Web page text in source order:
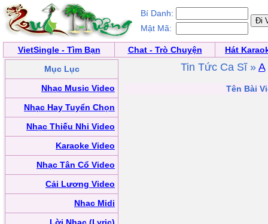
Bí Danh:
Mật Mã:
VietSingle - Tìm Bạn Chat - Trò Chuyện
Hát
Mục Lục
Nhạc Music Video
Nhạc Hay Tuyển Chọn
Nhạc Thiếu Nhi Video
Karaoke Video
Nhạc Tân Cổ Video
Cải Lương Video
Nhạc Midi
Tin Tức Ca Sĩ » A
Tên Bài